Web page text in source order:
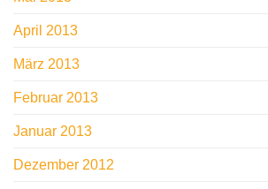
April 2013
März 2013
Februar 2013
Januar 2013
Dezember 2012